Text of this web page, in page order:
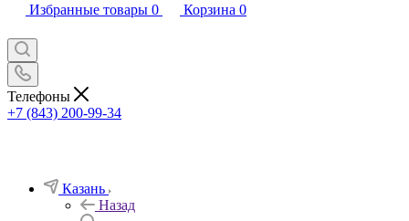
Избранные товары 0 Корзина 0
Телефоны
+7 (843) 200-99-34
Казань
Назад